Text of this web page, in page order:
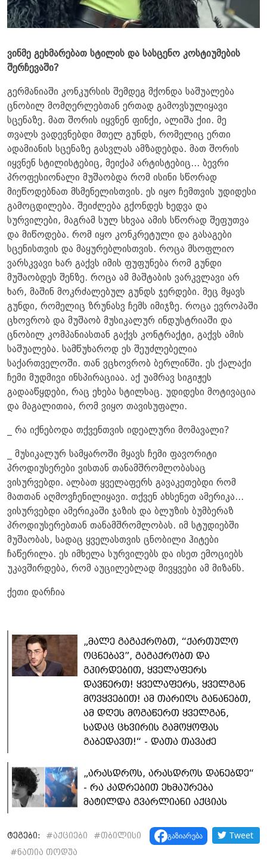
ვინმე გეხმარებათ სტილის და სასცენო კოსტიუმების
შერჩევაში?
გერმანიაში კონკურსის შემდეგ მქონდა საშუალება
ცნობილ მომღერლებთან ერთად გამოვსულიყავი
სცენაზე. მათ შორის იყვნენ ფინქი, ალიშა ქიი. მე
თვალს ვადევნებდი მთელ გუნდს, რომელიც ერთი
ადამიანის სცენაზე გასვლას ამზადებდა. მათ შორის
იყვნენ სტილისტებიც, მეიქაპ არტისტებიც... ბევრი
პროფესიონალი მუშაობდა რომ ისინი სწორად
მიეწოდებნათ მსმენელისთვის. ეს იყო ჩემთვის უდიდესი
გამოცდილება. შეიძლება გქონდეს ხედვა და
სურვილები, მაგრამ სულ სხვაა ამის სწორად შეფუთვა
და მიწოდება. რომ იყო კონკრეტული და გასაგები
სცენისთვის და მაყურებლისთვის. როცა მსოფლიო
ვარსკვავი ხარ გაქვს იმის ფუფუნება რომ გუნდი
მუშაობდეს შენზე. როცა ამ მაშტაბის ვარკვლავი არ
ხარ, მაშინ მოკრძალებულ გუნდს ჯერდები. მეც მყავს
გუნდი, რომელიც ზრუნასვ ჩემს იმიჯზე. როცა ევროპაში
ცხოვრობ და მუშაობ მუსიკალურ ინდუსტრიაში და
ცნობილ კომპანიასთან გაქვს კონტრაქტი, გაქვს ამის
საშუალება. სამწუხაროდ ეს შეუძლებელია
საქართველოში. თან ვცხოვრობ ბერლინში. ეს ქალაქი
ჩემი მუდმივი ინსპირაციაა. აქ უამრავ სიგიჟეს
გადააწყდები, რაც ეხება სტილსაც. უდიდესი მოტივაცია
და მაგალითია, რომ ვიყო თავისუფალი.
_ რა იქნებოდა თქვენთვის იდეალური მომავალი?
_ მუსიკალურ სამყაროში მყავს ჩემი ფავორიტი
პროდიუსერები ვისთან თანამშრომლობასაც
ვისურვებდი. ალბათ ყველაფერს გავაკეთებდი რომ
მათთან აღმოვჩენილიყავი. თქვენ ახსენეთ ამერიკა...
ვისურვებდი ამერიკაში ჯაზის და ბლუზის ბუმბერაზ
პროდიუსერებთან თანამშრომლობას. იმ სტუდიებში
მუშაობას, სადაც ყველასთვის ცნობილი ჰიტები
ჩაწერილა. ეს იმხელა სურვილებს და ისეთ ემოციებს
უკავშირდება, რომ აუცილებლად მივყვები ამ მიზანს.
ქეთი დარჩია
„მალე გაგაქრობთ, “ქართულო
ოცნებავ”, გაგაქრობთ და
გპირდებით, ყველაფერს
დავწერთ! ყველაფერს, ყველგან
მოვყვებით! ამ თარიღს განანებთ,
ამ დღეს მოგაწერთ ყველგან,
სადაც ცხვირის გამოყოფას
გაბედავთ!“ - დათა თავაძე
„არასდროს, არასდროს დანებდე“
- რა კადრებით ეხმაურება
მატილდა გვარლიანი აქციას
ტეგები: #აქციები #თბილისი
#ნათია თოდუა
გაზიარება Tweet